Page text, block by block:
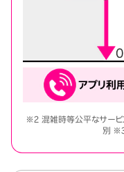
※2 混雑時等公平なサービ
別 ※3